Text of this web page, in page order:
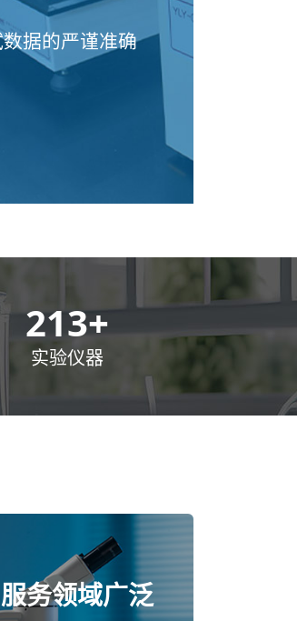
据的严谨准确
300+
实验仪器
服务领域广泛